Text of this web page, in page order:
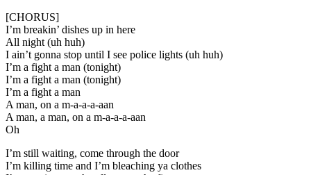
[CHORUS]
I’m breakin’ dishes up in here
All night (uh huh)
I ain’t gonna stop until I see police lights (uh huh)
I’m a fight a man (tonight)
I’m a fight a man (tonight)
I’m a fight a man
A man, on a m-a-a-a-aan
A man, a man, on a m-a-a-a-aan
Oh
I’m still waiting, come through the door
I’m killing time and I’m bleaching ya clothes